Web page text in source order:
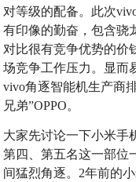
对等级的配备。此次
有印像的勤奋，包含骁
对比很有竞争优势的价
场竞争工作压力。显而
vivo角逐智能机生产商
兄弟”OPPO。
大家先讨论一下小米手
第四、第五名这一部位
间猛烈角逐。2年前的